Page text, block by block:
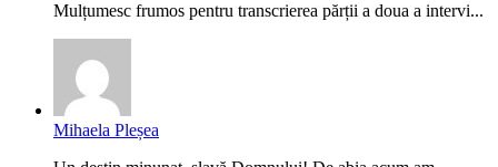
Mulțumesc frumos pentru transcrierea părții a doua a intervi...
Mihaela Pleșea